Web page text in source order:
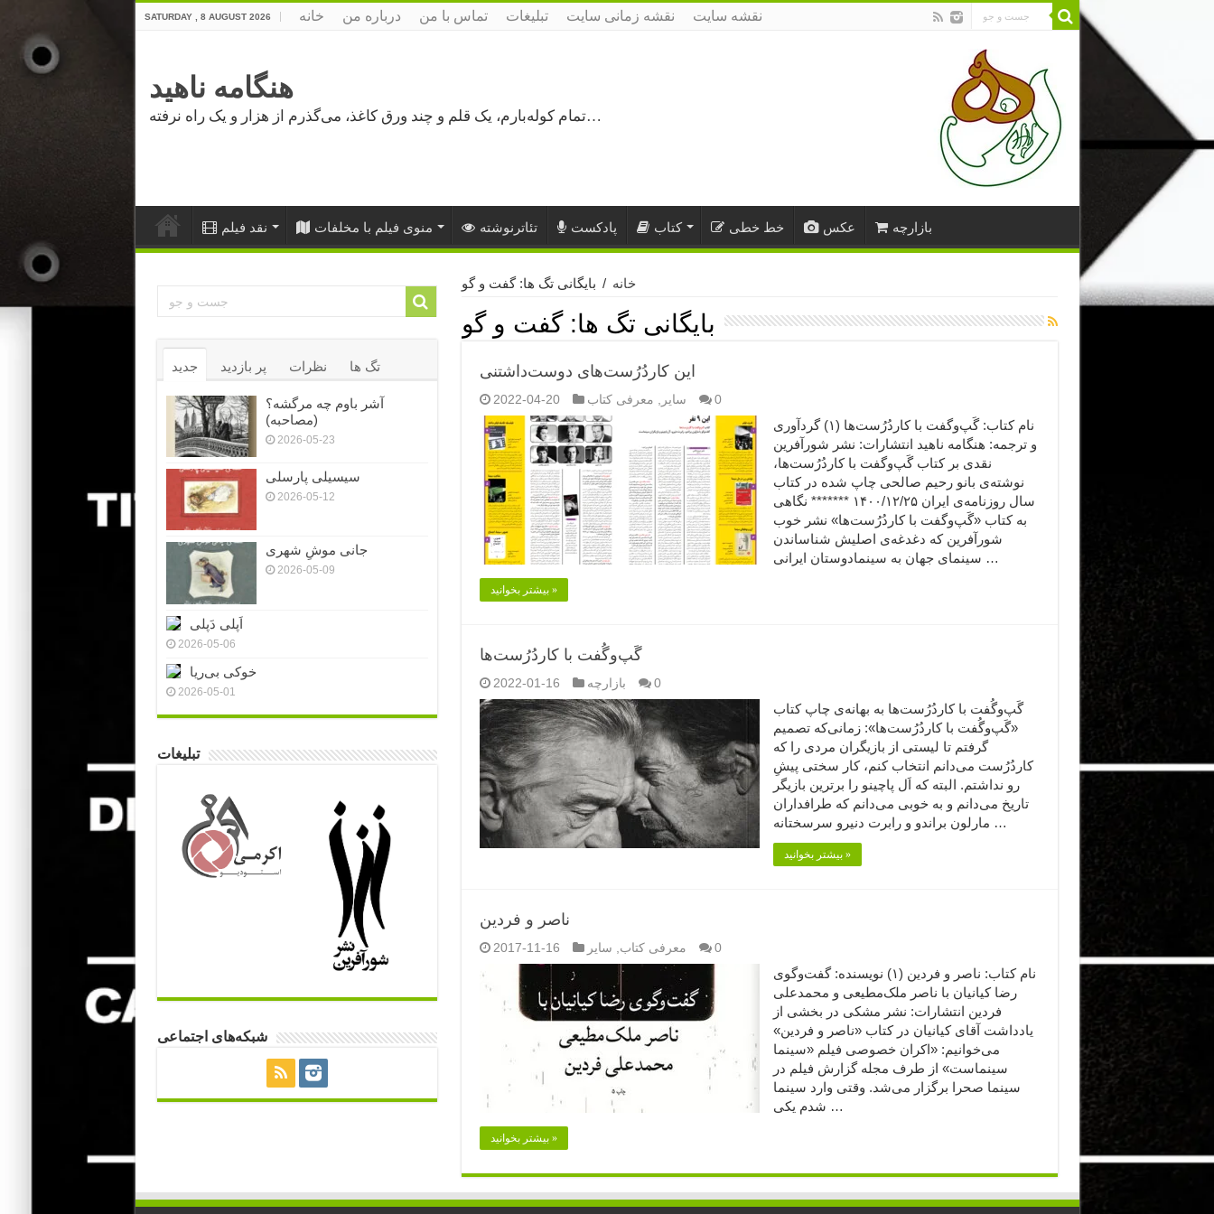
SATURDAY , 8 AUGUST 2026 خانه درباره من تماس با من تبلیغات نقشه زمانی سایت نقشه سایت
هنگامه ناهید
تمام کوله‌بارم، یک قلم و چند ورق کاغذ، می‌گذرم از هزار و یک راه نرفته…
نقد فیلم منوی فیلم با مخلفات تئاترنوشته پادکست کتاب خط خطی عکس بازارچه
خانه / بایگانی تگ ها: گفت و گو
بایگانی تگ ها:گفت و گو
این کاردُرُست‌های دوست‌داشتنی
2022-04-20 سایر معرفی کتاب 0
نام کتاب: گَپ‌وگفت با کاردُرُست‌ها (۱) گردآوری
و ترجمه: هنگامه ناهید انتشارات: نشر شورآفرین
نقدی بر کتاب گَپ‌وگفت با کاردُرُست‌ها،
نوشته‌ی بانو رحیم صالحی چاپ شده در کتاب
سال روزنامه‌ی ایران ۱۴۰۰/۱۲/۲۵ ******* نگاهی
به کتاب «گَپ‌وگفت با کاردُرُست‌ها» نشر خوب
شورآفرین که دغدغه‌ی اصلیش شناساندن
سینمای جهان به سینمادوستان ایرانی …
بیشتر بخوانید »
گَپ‌وگُفت با کاردُرُست‌ها
2022-01-16 بازارچه 0
گَپ‌وگُفت با کاردُرُست‌ها به بهانه‌ی چاپ کتاب
«گَپ‌وگُفت با کاردُرُست‌ها»: زمانی‌‌که تصمیم
گرفتم تا لیستی از بازیگران مردی را که
کاردُرُست می‌دانم‌‌ انتخاب کنم، کار سختی پیشِ
رو نداشتم. البته که اَل پاچینو را برترین بازیگر
تاریخ می‌دانم و به خوبی می‌دانم که طرافداران
مارلون براندو و رابرت دنیرو سرسختانه …
بیشتر بخوانید »
ناصر و فردین
2017-11-16 معرفی کتاب سایر 0
نام کتاب: ناصر و فردین (۱) نویسنده: گفت‌وگوی
رضا کیانیان با ناصر ملک‌مطیعی و محمدعلی
فردین انتشارات: نشر مشکی در بخشی از
یادداشت آقای کیانیان در کتاب «ناصر و فردین»
می‌خوانیم: «اکران خصوصی فیلم «سینما
سینماست» از طرف مجله گزارش فیلم در
سینما صحرا برگزار می‌شد. وقتی وارد سینما
شدم یکی …
بیشتر بخوانید »
جدید پر بازدید نظرات تگ ها
آشر باوم چه مرگشه؟
(مصاحبه)
2026-05-23
سیسیلی پارسلی
2026-05-12
جانی موشِ شهری
2026-05-09
اَپلی دَپلی
2026-05-06
خوکی بی‌ریا
2026-05-01
تبلیغات
شبکه‌های اجتماعی